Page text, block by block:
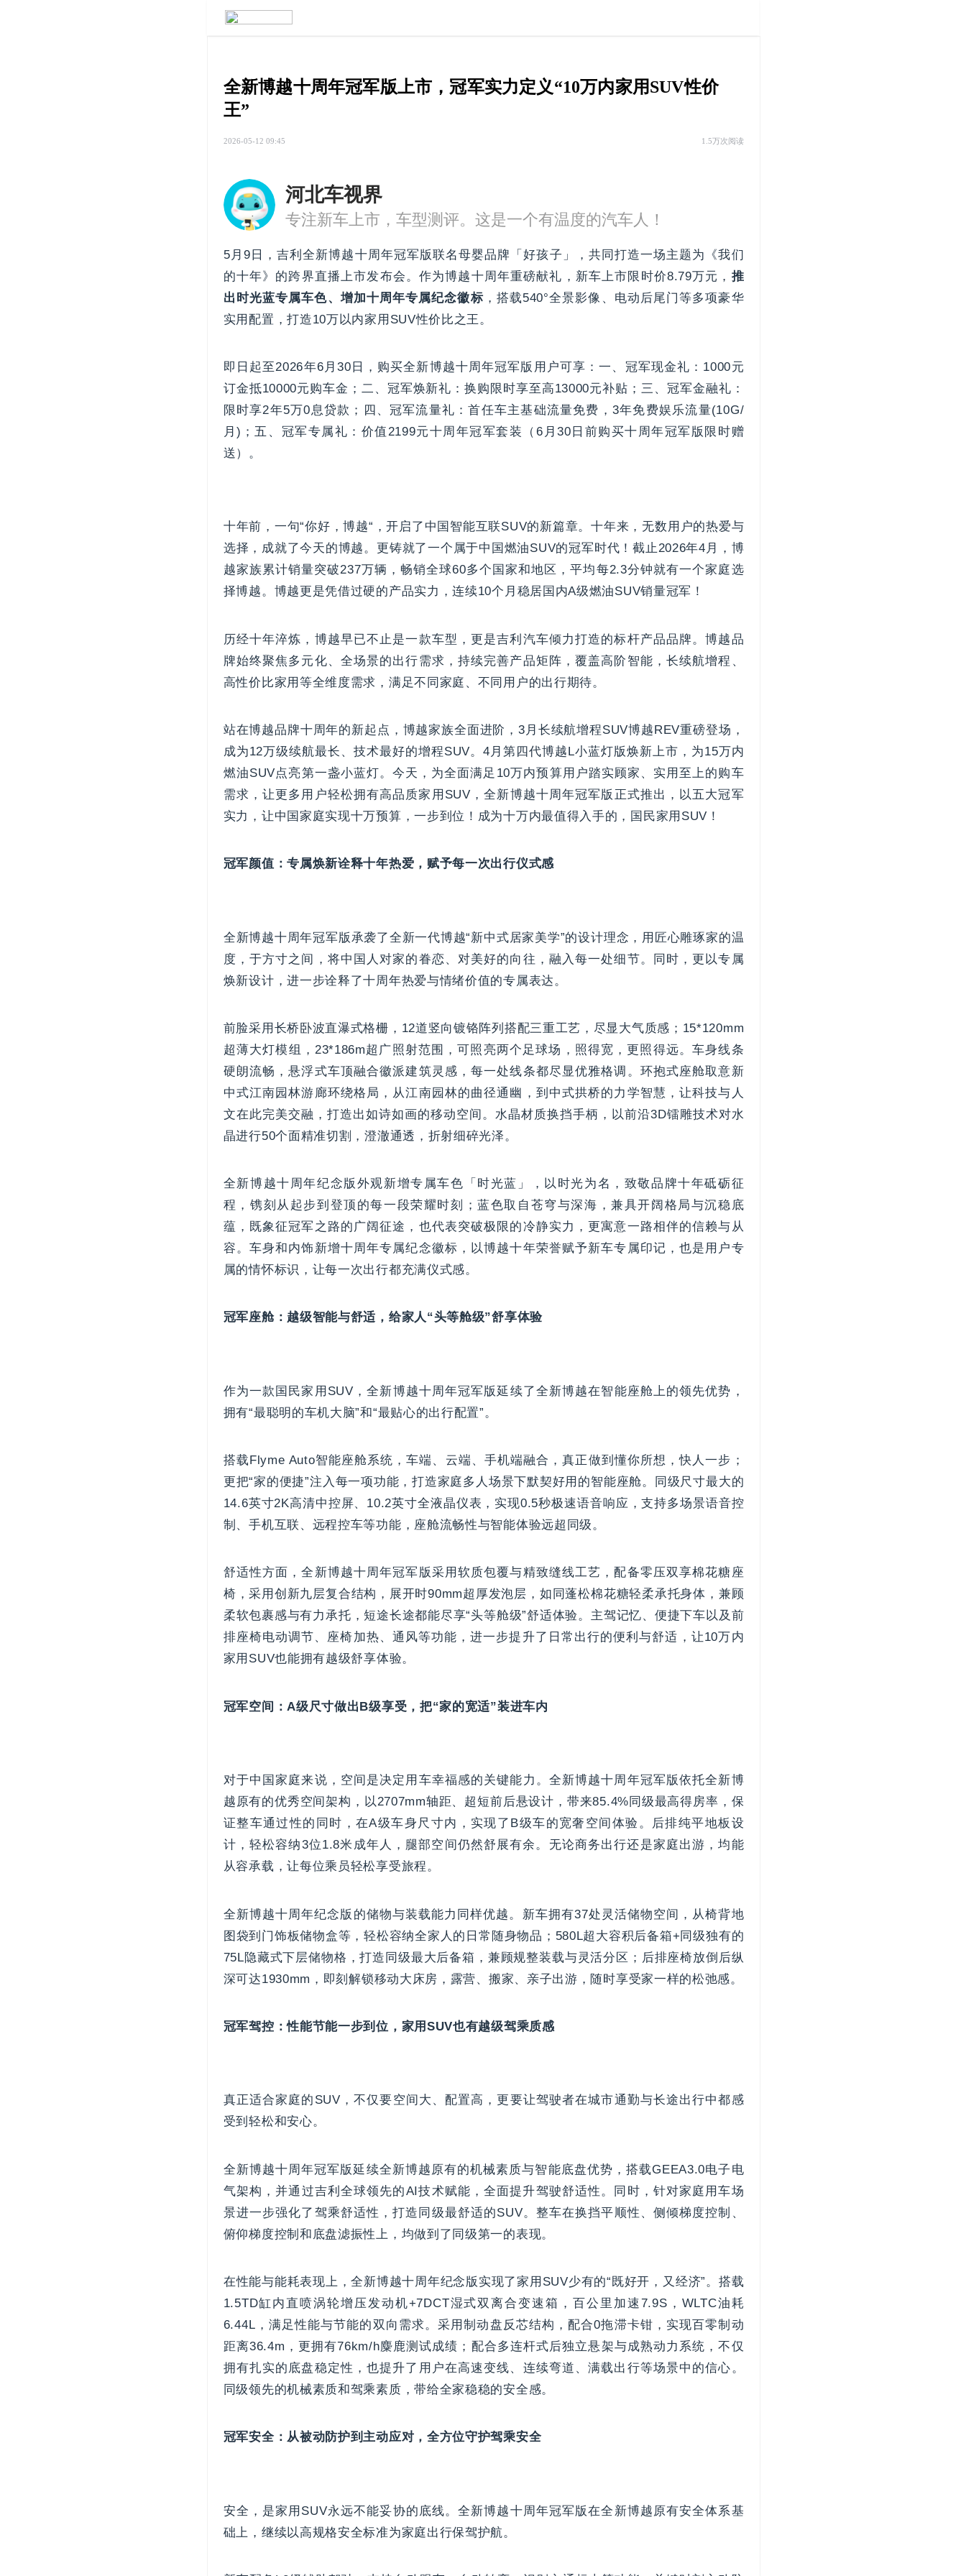
全新博越十周年冠军版上市，冠军实力定义“10万内家用SUV性价
王”
2026-05-12 09:45 1.5万次阅读
河北车视界
专注新车上市，车型测评。这是一个有温度的汽车人！
5月9日，吉利全新博越十周年冠军版联名母婴品牌「好孩子」，共同打造一场主题为《我们
的十年》的跨界直播上市发布会。作为博越十周年重磅献礼，新车上市限时价8.79万元， 推
出时光蓝专属车色、增加十周年专属纪念徽标，搭载540°全景影像、电动后尾门等多项豪华
实用配置，打造10万以内家用SUV性价比之王。
即日起至2026年6月30日，购买全新博越十周年冠军版用户可享：一、冠军现金礼：1000元
订金抵10000元购车金；二、冠军焕新礼：换购限时享至高13000元补贴；三、冠军金融礼：
限时享2年5万0息贷款；四、冠军流量礼：首任车主基础流量免费，3年免费娱乐流量(10G/
月)；五、冠军专属礼：价值2199元十周年冠军套装（6月30日前购买十周年冠军版限时赠
送）。
十年前，一句“你好，博越“，开启了中国智能互联SUV的新篇章。十年来，无数用户的热爱与
选择，成就了今天的博越。更铸就了一个属于中国燃油SUV的冠军时代！截止2026年4月，博
越家族累计销量突破237万辆，畅销全球60多个国家和地区，平均每2.3分钟就有一个家庭选
择博越。博越更是凭借过硬的产品实力，连续10个月稳居国内A级燃油SUV销量冠军！
历经十年淬炼，博越早已不止是一款车型，更是吉利汽车倾力打造的标杆产品品牌。博越品
牌始终聚焦多元化、全场景的出行需求，持续完善产品矩阵，覆盖高阶智能，长续航增程、
高性价比家用等全维度需求，满足不同家庭、不同用户的出行期待。
站在博越品牌十周年的新起点，博越家族全面进阶，3月长续航增程SUV博越REV重磅登场，
成为12万级续航最长、技术最好的增程SUV。4月第四代博越L小蓝灯版焕新上市，为15万内
燃油SUV点亮第一盏小蓝灯。今天，为全面满足10万内预算用户踏实顾家、实用至上的购车
需求，让更多用户轻松拥有高品质家用SUV，全新博越十周年冠军版正式推出，以五大冠军
实力，让中国家庭实现十万预算，一步到位！成为十万内最值得入手的，国民家用SUV！
冠军颜值：专属焕新诠释十年热爱，赋予每一次出行仪式感
全新博越十周年冠军版承袭了全新一代博越“新中式居家美学”的设计理念，用匠心雕琢家的温
度，于方寸之间，将中国人对家的眷恋、对美好的向往，融入每一处细节。同时，更以专属
焕新设计，进一步诠释了十周年热爱与情绪价值的专属表达。
前脸采用长桥卧波直瀑式格栅，12道竖向镀铬阵列搭配三重工艺，尽显大气质感；15*120mm
超薄大灯模组，23*186m超广照射范围，可照亮两个足球场，照得宽，更照得远。车身线条
硬朗流畅，悬浮式车顶融合徽派建筑灵感，每一处线条都尽显优雅格调。环抱式座舱取意新
中式江南园林游廊环绕格局，从江南园林的曲径通幽，到中式拱桥的力学智慧，让科技与人
文在此完美交融，打造出如诗如画的移动空间。水晶材质换挡手柄，以前沿3D镭雕技术对水
晶进行50个面精准切割，澄澈通透，折射细碎光泽。
全新博越十周年纪念版外观新增专属车色「时光蓝」，以时光为名，致敬品牌十年砥砺征
程，镌刻从起步到登顶的每一段荣耀时刻；蓝色取自苍穹与深海，兼具开阔格局与沉稳底
蕴，既象征冠军之路的广阔征途，也代表突破极限的冷静实力，更寓意一路相伴的信赖与从
容。车身和内饰新增十周年专属纪念徽标，以博越十年荣誉赋予新车专属印记，也是用户专
属的情怀标识，让每一次出行都充满仪式感。
冠军座舱：越级智能与舒适，给家人“头等舱级”舒享体验
作为一款国民家用SUV，全新博越十周年冠军版延续了全新博越在智能座舱上的领先优势，
拥有“最聪明的车机大脑”和“最贴心的出行配置”。
搭载Flyme Auto智能座舱系统，车端、云端、手机端融合，真正做到懂你所想，快人一步；
更把“家的便捷”注入每一项功能，打造家庭多人场景下默契好用的智能座舱。同级尺寸最大的
14.6英寸2K高清中控屏、10.2英寸全液晶仪表，实现0.5秒极速语音响应，支持多场景语音控
制、手机互联、远程控车等功能，座舱流畅性与智能体验远超同级。
舒适性方面，全新博越十周年冠军版采用软质包覆与精致缝线工艺，配备零压双享棉花糖座
椅，采用创新九层复合结构，展开时90mm超厚发泡层，如同蓬松棉花糖轻柔承托身体，兼顾
柔软包裹感与有力承托，短途长途都能尽享“头等舱级”舒适体验。主驾记忆、便捷下车以及前
排座椅电动调节、座椅加热、通风等功能，进一步提升了日常出行的便利与舒适，让10万内
家用SUV也能拥有越级舒享体验。
冠军空间：A级尺寸做出B级享受，把“家的宽适”装进车内
对于中国家庭来说，空间是决定用车幸福感的关键能力。全新博越十周年冠军版依托全新博
越原有的优秀空间架构，以2707mm轴距、超短前后悬设计，带来85.4%同级最高得房率，保
证整车通过性的同时，在A级车身尺寸内，实现了B级车的宽奢空间体验。后排纯平地板设
计，轻松容纳3位1.8米成年人，腿部空间仍然舒展有余。无论商务出行还是家庭出游，均能
从容承载，让每位乘员轻松享受旅程。
全新博越十周年纪念版的储物与装载能力同样优越。新车拥有37处灵活储物空间，从椅背地
图袋到门饰板储物盒等，轻松容纳全家人的日常随身物品；580L超大容积后备箱+同级独有的
75L隐藏式下层储物格，打造同级最大后备箱，兼顾规整装载与灵活分区；后排座椅放倒后纵
深可达1930mm，即刻解锁移动大床房，露营、搬家、亲子出游，随时享受家一样的松弛感。
冠军驾控：性能节能一步到位，家用SUV也有越级驾乘质感
真正适合家庭的SUV，不仅要空间大、配置高，更要让驾驶者在城市通勤与长途出行中都感
受到轻松和安心。
全新博越十周年冠军版延续全新博越原有的机械素质与智能底盘优势，搭载GEEA3.0电子电
气架构，并通过吉利全球领先的AI技术赋能，全面提升驾驶舒适性。同时，针对家庭用车场
景进一步强化了驾乘舒适性，打造同级最舒适的SUV。整车在换挡平顺性、侧倾梯度控制、
俯仰梯度控制和底盘滤振性上，均做到了同级第一的表现。
在性能与能耗表现上，全新博越十周年纪念版实现了家用SUV少有的“既好开，又经济”。搭载
1.5TD缸内直喷涡轮增压发动机+7DCT湿式双离合变速箱，百公里加速7.9S，WLTC油耗
6.44L，满足性能与节能的双向需求。采用制动盘反芯结构，配合0拖滞卡钳，实现百零制动
距离36.4m，更拥有76km/h麋鹿测试成绩；配合多连杆式后独立悬架与成熟动力系统，不仅
拥有扎实的底盘稳定性，也提升了用户在高速变线、连续弯道、满载出行等场景中的信心。
同级领先的机械素质和驾乘素质，带给全家稳稳的安全感。
冠军安全：从被动防护到主动应对，全方位守护驾乘安全
安全，是家用SUV永远不能妥协的底线。全新博越十周年冠军版在全新博越原有安全体系基
础上，继续以高规格安全标准为家庭出行保驾护航。